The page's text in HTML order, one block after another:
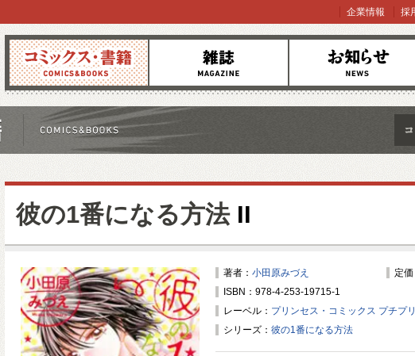
コミックス 雑誌 お知らせ
企業情報 採
彼の1番になる方法II
著者： 小田原みづえ
定
ISBN：978-4-253-19715-1
レーベル： プリンセス・コミックス プチプリ
シリーズ： 彼の1番になる方法